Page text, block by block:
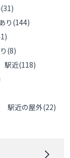
(31)
り (144)
)
(8)
駅近(118)
駅近の屋外(22)